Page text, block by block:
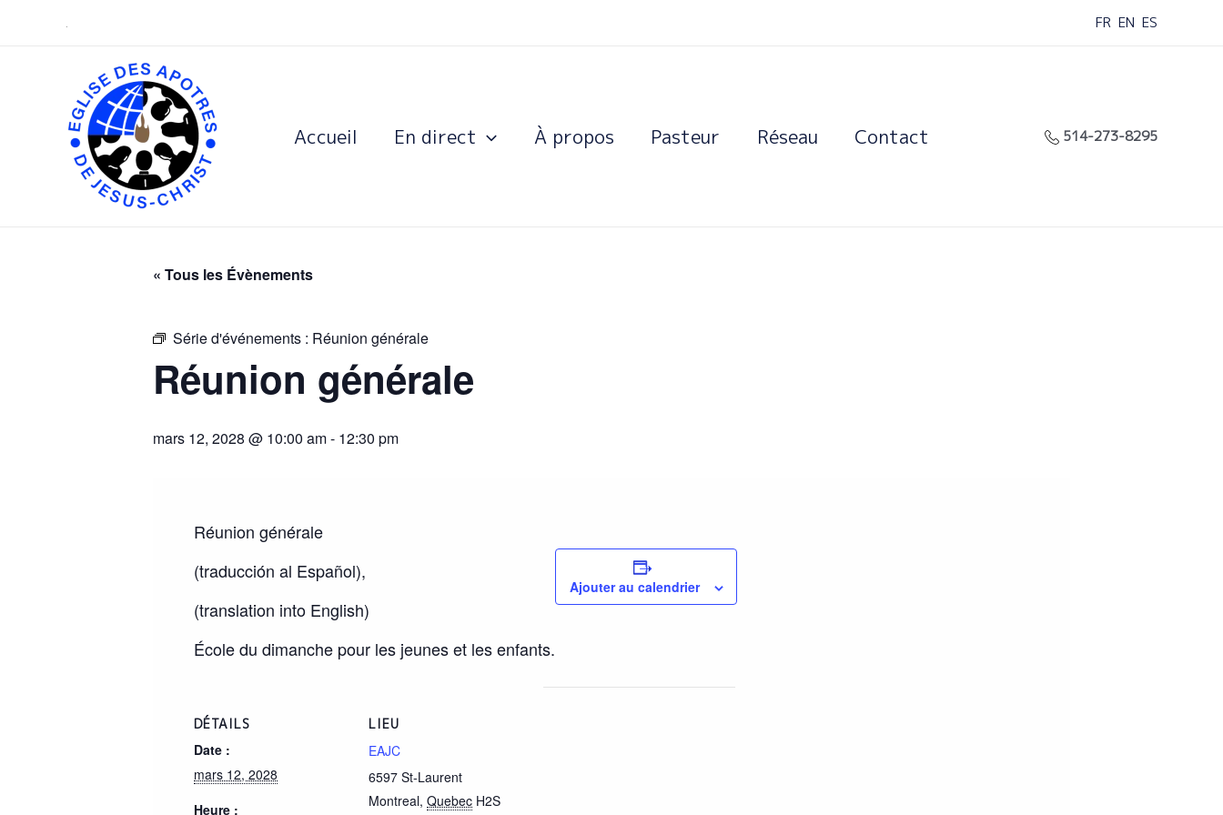
. FR EN ES
Accueil En direct À propos Pasteur Réseau Contact 514-273-8295
« Tous les Évènements
Série d'événements : Réunion générale
Réunion générale
mars 12, 2028 @ 10:00 am- 12:30 pm
Réunion générale
(traducción al Español),
(translation into English)
École du dimanche pour les jeunes et les enfants.
Ajouter au calendrier
DÉTAILS
Date :
mars 12, 2028
Heure :
LIEU
EAJC
6597 St-Laurent
Montreal, Quebec H2S